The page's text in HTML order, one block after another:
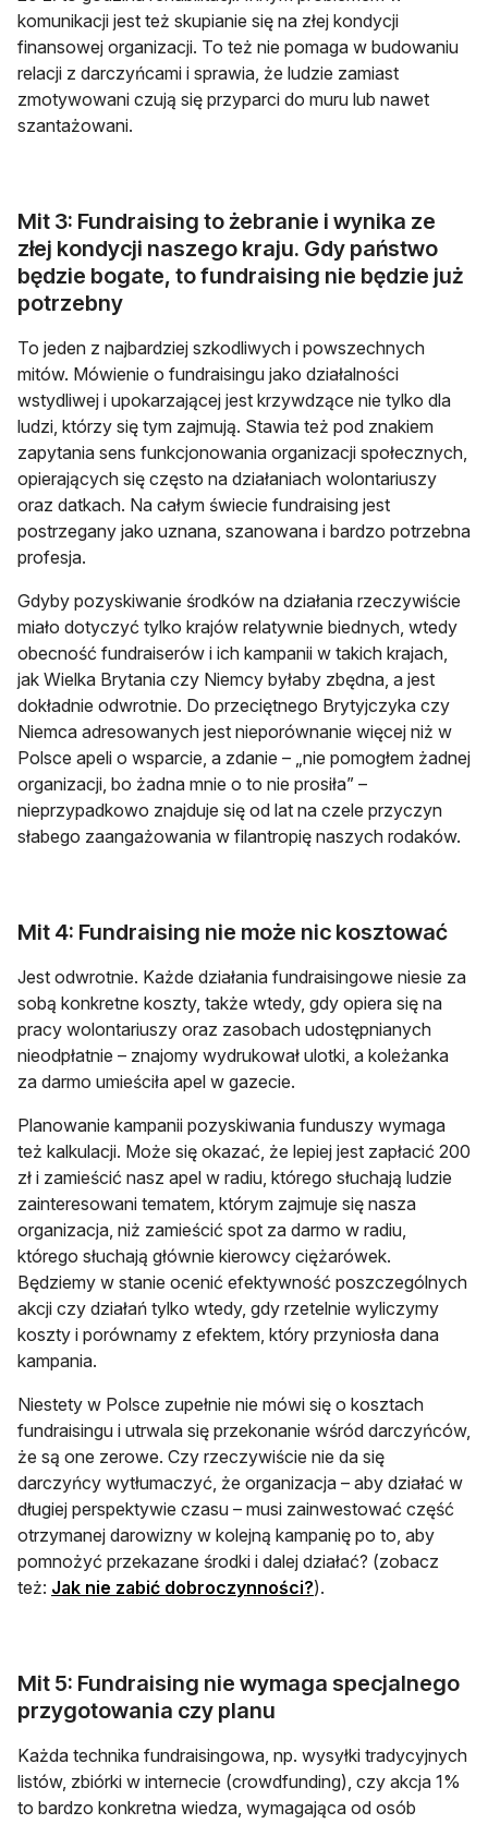
komunikacji jest też skupianie się na złej kondycji
finansowej organizacji. To też nie pomaga w budowaniu
relacji z darczyńcami i sprawia, że ludzie zamiast
zmotywowani czują się przyparci do muru lub nawet
szantażowani.
Mit 3: Fundraising to żebranie i wynika ze
złej kondycji naszego kraju. Gdy państwo
będzie bogate, to fundraising nie będzie już
potrzebny
To jeden z najbardziej szkodliwych i powszechnych
mitów. Mówienie o fundraisingu jako działalności
wstydliwej i upokarzającej jest krzywdzące nie tylko dla
ludzi, którzy się tym zajmują. Stawia też pod znakiem
zapytania sens funkcjonowania organizacji społecznych,
opierających się często na działaniach wolontariuszy
oraz datkach. Na całym świecie fundraising jest
postrzegany jako uznana, szanowana i bardzo potrzebna
profesja.
Gdyby pozyskiwanie środków na działania rzeczywiście
miało dotyczyć tylko krajów relatywnie biednych, wtedy
obecność fundraiserów i ich kampanii w takich krajach,
jak Wielka Brytania czy Niemcy byłaby zbędna, a jest
dokładnie odwrotnie. Do przeciętnego Brytyjczyka czy
Niemca adresowanych jest nieporównanie więcej niż w
Polsce apeli o wsparcie, a zdanie – „nie pomogłem żadnej
organizacji, bo żadna mnie o to nie prosiła” –
nieprzypadkowo znajduje się od lat na czele przyczyn
słabego zaangażowania w filantropię naszych rodaków.
Mit 4: Fundraising nie może nic kosztować
Jest odwrotnie. Każde działania fundraisingowe niesie za
sobą konkretne koszty, także wtedy, gdy opiera się na
pracy wolontariuszy oraz zasobach udostępnianych
nieodpłatnie – znajomy wydrukował ulotki, a koleżanka
za darmo umieściła apel w gazecie.
Planowanie kampanii pozyskiwania funduszy wymaga
też kalkulacji. Może się okazać, że lepiej jest zapłacić 200
zł i zamieścić nasz apel w radiu, którego słuchają ludzie
zainteresowani tematem, którym zajmuje się nasza
organizacja, niż zamieścić spot za darmo w radiu,
którego słuchają głównie kierowcy ciężarówek.
Będziemy w stanie ocenić efektywność poszczególnych
akcji czy działań tylko wtedy, gdy rzetelnie wyliczymy
koszty i porównamy z efektem, który przyniosła dana
kampania.
Niestety w Polsce zupełnie nie mówi się o kosztach
fundraisingu i utrwala się przekonanie wśród darczyńców,
że są one zerowe. Czy rzeczywiście nie da się
darczyńcy wytłumaczyć, że organizacja – aby działać w
długiej perspektywie czasu – musi zainwestować część
otrzymanej darowizny w kolejną kampanię po to, aby
pomnożyć przekazane środki i dalej działać? (zobacz
też: Jak nie zabić dobroczynności?).
Mit 5: Fundraising nie wymaga specjalnego
przygotowania czy planu
Każda technika fundraisingowa, np. wysyłki tradycyjnych
listów, zbiórki w internecie (crowdfunding), czy akcja 1%
to bardzo konkretna wiedza, wymagająca od osób